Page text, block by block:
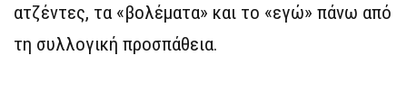
ατζέντες, τα «βολέματα» και το «εγώ» πάνω από
τη συλλογική προσπάθεια.